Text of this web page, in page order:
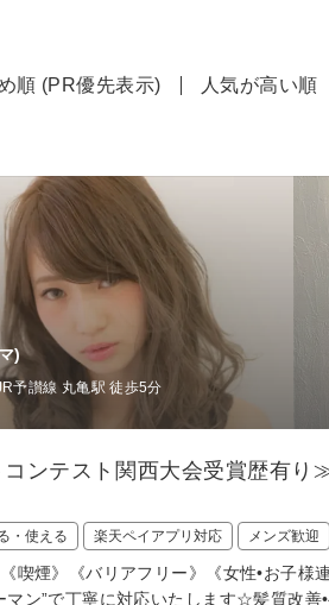
順 (PR優先表示) 人気が高い順
)
予讃線 丸亀駅 徒歩5分
ンテスト関西大会受賞歴有り
・使える 楽天ペイアプリ対応 メンズ歓迎
喫煙》《バリアフリー》《女性•お子様
ン”で丁寧に対応いたします☆髪質改善